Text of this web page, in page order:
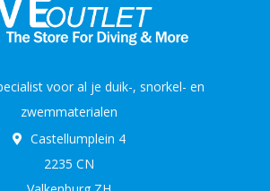
voor al je duik-, snorkel- en
zwemmaterialen
Castellumplein 4
2235 CN